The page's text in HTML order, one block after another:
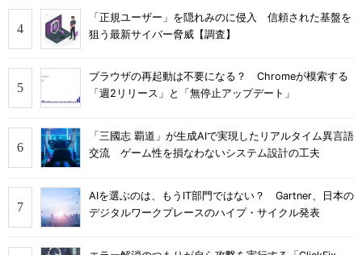
「正規ユーザー」を隠れみのに侵入 信頼された基盤を
狙う最新サイバー脅威【調査】
ブラウザの再起動は不要になる？ Chromeが模索する
「週2リリース」と「無停止アップデート」
「三國志 覇道」が生成AIで実現したリアルタイム異言語
交流 ゲーム性を損なわないシステム設計の工夫
AIを選ぶのは、もうIT部門ではない？ Gartner、日本の
デジタルワークプレースのハイプ・サイクル発表